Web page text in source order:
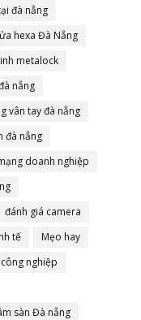
đà nẵng
hexa Đà Nẵng
metalock
nẵng
vân tay đà nẵng
đà nẵng
doanh nghiệp
đánh giá camera
tế
Mẹo hay
nghiệp
sàn Đà nẵng